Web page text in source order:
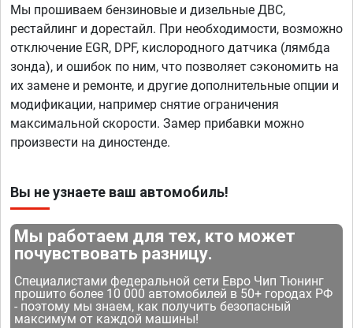
Мы прошиваем бензиновые и дизельные ДВС,
рестайлинг и дорестайл. При необходимости, возможно
отключение EGR, DPF, кислородного датчика (лямбда
зонда), и ошибок по ним, что позволяет сэкономить на
их замене и ремонте, и другие дополнительные опции и
модификации, например снятие ограничения
максимальной скорости. Замер прибавки можно
произвести на диностенде.
Вы не узнаете ваш автомобиль!
Мы работаем для тех, кто может
почувствовать разницу.
Специалистами федеральной сети Евро Чип Тюнинг
прошито более 10 000 автомобилей в 50+ городах РФ
- поэтому мы знаем, как получить безопасный
максимум от каждой машины!